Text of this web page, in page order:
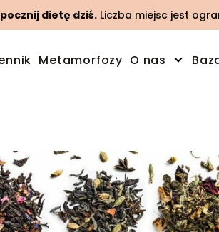
dietę dziś. Liczba miejsc jest
Metamorfozy O nas